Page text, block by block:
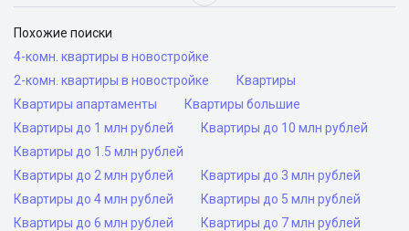
Похожие поиски
4-комн. квартиры в новостройке
2-комн. квартиры в новостройке
Квартиры
Квартиры апартаменты
Квартиры большие
Квартиры до 1 млн рублей
Квартиры до 10 млн рублей
Квартиры до 1.5 млн рублей
Квартиры до 2 млн рублей
Квартиры до 3 млн рублей
Квартиры до 4 млн рублей
Квартиры до 5 млн рублей
Квартиры до 6 млн рублей
Квартиры до 7 млн рублей